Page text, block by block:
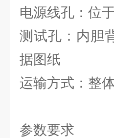
电源线孔 ：位
测试孔 ：内胆
据图纸
运输方式 ：整
参数要求